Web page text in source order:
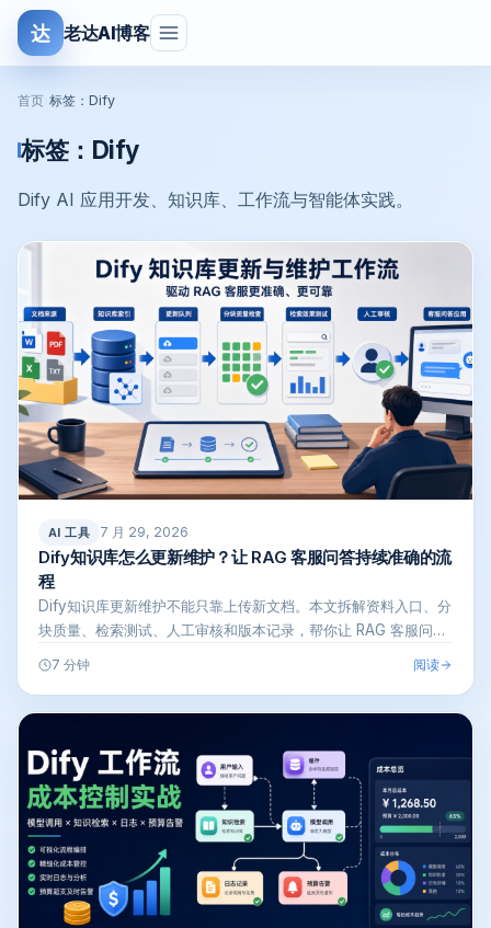
达 老达AI博客
首页 标签：Dify
标签： Dify
Dify AI 应用开发、知识库、工作流与智能体实践。
AI 工具 7 月 29, 2026
Dify知识库怎么更新维护？让 RAG 客服问答持续准确的流
程
Dify知识库更新维护不能只靠上传新文档。本文拆解资料入口、分
块质量、检索测试、人工审核和版本记录，帮你让 RAG 客服问答
长期保…
7 分钟 阅读